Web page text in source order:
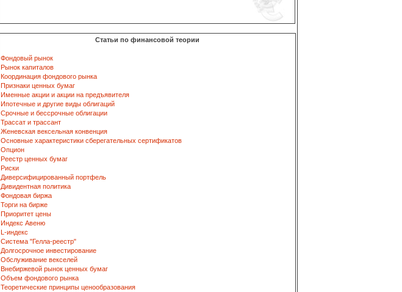
Статьи по финансовой теории
Фондовый рынок
Рынок капиталов
Координация фондового рынка
Признаки ценных бумаг
Именные акции и акции на предъявителя
Ипотечные и другие виды облигаций
Срочные и бессрочные облигации
Трассат и трассант
Женевская вексельная конвенция
Основные характеристики сберегательных сертификатов
Опцион
Реестр ценных бумаг
Риски
Диверсифицированный портфель
Дивидентная политика
Фондовая биржа
Торги на бирже
Приоритет цены
Индекс Авеню
L-индекс
Система "Гелла-реестр"
Долгосрочное инвестирование
Обслуживание векселей
Внебиржевой рынок ценных бумаг
Объем фондового рынка
Теоретические принципы ценообразования